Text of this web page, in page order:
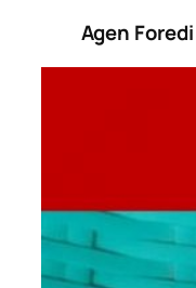
Agen